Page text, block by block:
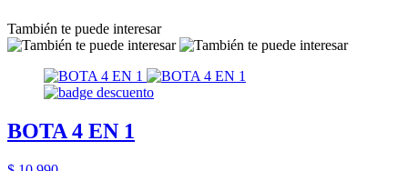
También te puede interesar
BOTA 4 EN 1